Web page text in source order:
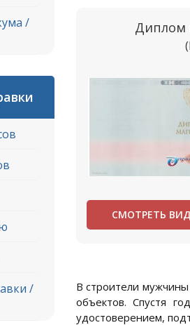
/
/
Диплом
СМОТРЕТЬ
В строители
объектов. Спустя
удостоверением,